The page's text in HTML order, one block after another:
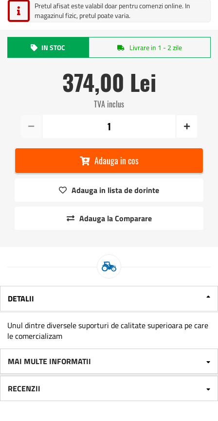
Pretul afisat este valabil doar pentru comenzi online. In
magazinul fizic, pretul poate varia.
IN STOC Livrare in 1 - 2 zile
374,00 Lei
TVA inclus
Adauga in cos
Adauga in lista de dorinte
Adauga la Comparare
DETALII
Unul dintre diversele suporturi de calitate superioara pe care
le comercializam
MAI MULTE INFORMATII
RECENZII